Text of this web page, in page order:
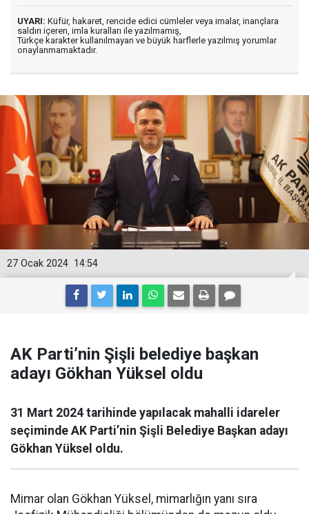
UYARI: Küfür, hakaret, rencide edici cümleler veya imalar, inançlara
saldırı içeren, imla kuralları ile yazılmamış,
Türkçe karakter kullanılmayan ve büyük harflerle yazılmış yorumlar
onaylanmamaktadır.
14:54
27 Ocak 2024
AK Parti’nin Şişli belediye başkan
adayı Gökhan Yüksel oldu
31 Mart 2024 tarihinde yapılacak mahalli idareler
seçiminde AK Parti’nin Şişli Belediye Başkan adayı
Gökhan Yüksel oldu.
Mimar olan Gökhan Yüksel, mimarlığın yanı sıra